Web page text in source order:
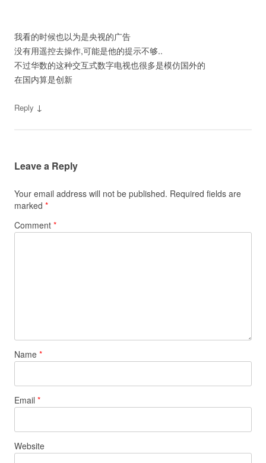
我看的时候也以为是央视的广告
没有用遥控去操作,可能是他的提示不够..
不过华数的这种交互式数字电视也很多是模仿国外的
在国内算是创新
Reply ↓
Leave a Reply
Your email address will not be published. Required fields are
marked *
Comment *
Name *
Email *
Website